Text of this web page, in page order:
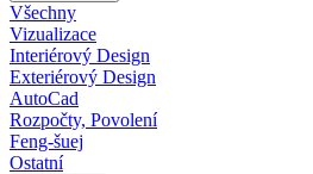
Všechny
Vizualizace
Interiérový Design
Exteriérový Design
AutoCad
Rozpočty, Povolení
Feng-šuej
Ostatní